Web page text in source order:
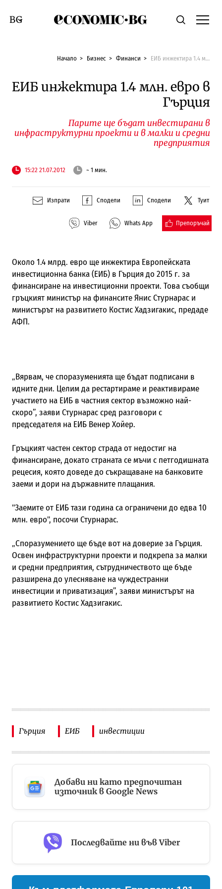
Economic.bgТърсене
Смяна на език
Начало Бизнес Финанси ЕИБ инжектира 1.4 млн. евро в Гърция
ЕИБ инжектира 1.4 млн. евро в
Гърция
Парите ще бъдат инвестирани в
инфраструктурни проекти и в малки и средни
предприятия
15:22 21.07.2012 ~ 1 мин.
Изпрати Сподели Сподели Туит
Viber Whats App Препоръчай
Около 1.4 млрд. евро ще инжектира Европейската
инвестиционна банка (ЕИБ) в Гърция до 2015 г. за
финансиране на инвестиционни проекти. Това съобщи
гръцкият министър на финансите Янис Стурнарас и
министърът на развитието Костис Хадзигакис, предаде
АФП.
„Вярвам, че споразуменията ще бъдат подписани в
идните дни. Целим да рестартираме и реактивираме
участието на ЕИБ в частния сектор възможно най-
скоро”, заяви Стурнарас сред разговори с
председателя на ЕИБ Венер Хойер.
Гръцкият частен сектор страда от недостиг на
финансиране, докато страната се мъчи с петгодишната
рецесия, която доведе до съкращаване на банковите
заеми и дори на държавните плащания.
"Заемите от ЕИБ тази година са ограничени до едва 10
млн. евро", посочи Стурнарас.
„Споразумението ще бъде вот на доверие за Гърция.
Освен инфраструктурни проекти и подкрепа за малки
и средни предприятия, сътрудничеството ще бъде
разширена до улесняване на чуждестранни
инвестиции и приватизация”, заяви министърът на
развитието Костис Хадзигакис.
Гърция ЕИБ инвестиции
Добави ни като предпочитан
източник в Google News
Последвайте ни във Viber